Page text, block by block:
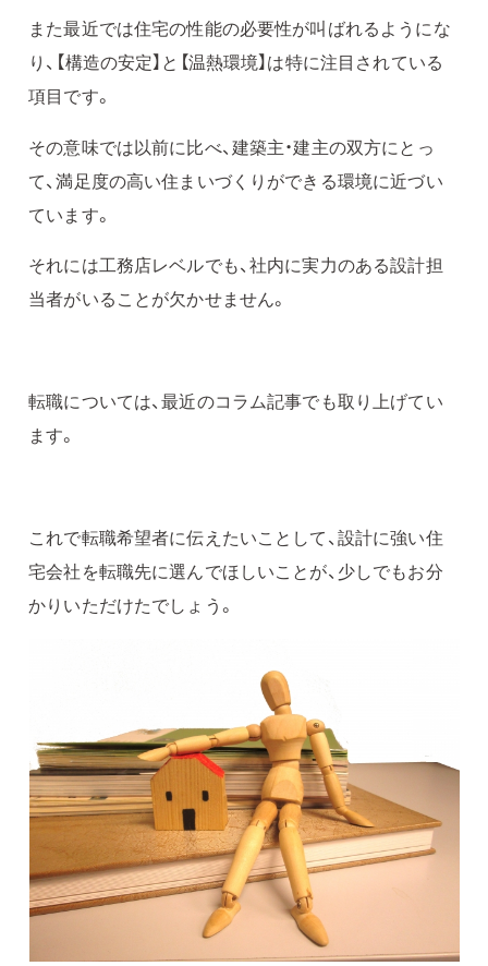
また最近では住宅の性能の必要性が叫ばれるようにな
り、【構造の安定】と【温熱環境】は特に注目されている
項目です。
その意味では以前に比べ、建築主・建主の双方にとっ
て、満足度の高い住まいづくりができる環境に近づい
ています。
それには工務店レベルでも、社内に実力のある設計担
当者がいることが欠かせません。
転職については、最近のコラム記事でも取り上げてい
ます。
これで転職希望者に伝えたいことして、設計に強い住
宅会社を転職先に選んでほしいことが、少しでもお分
かりいただけたでしょう。